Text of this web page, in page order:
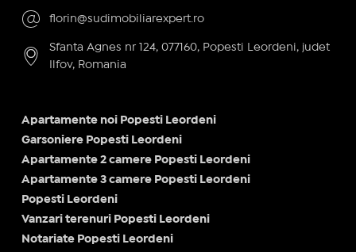
florin@sudimobiliarexpert.ro
Sfanta Agnes nr 124, 077160, Popesti Leordeni, judet
Ilfov, Romania
Apartamente noi Popesti Leordeni
Garsoniere Popesti Leordeni
Apartamente 2 camere Popesti Leordeni
Apartamente 3 camere Popesti Leordeni
Popesti Leordeni
Vanzari terenuri Popesti Leordeni
Notariate Popesti Leordeni